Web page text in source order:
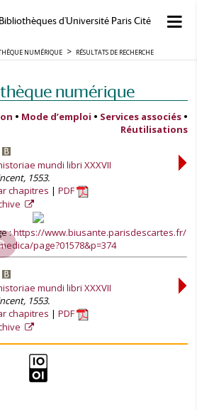
Bibliothèques d'Université Paris Cité
NUMÉRIQUE RÉSULTATS DE RECHERCHE
numérique
• Mode d’emploi • Services associés •
Réutilisations
mundi libri XXXVII
1553.
chapitres
PDF
:https://www.biusante.parisdescartes.fr/
page?01578&p=374
mundi libri XXXVII
1553.
chapitres
PDF